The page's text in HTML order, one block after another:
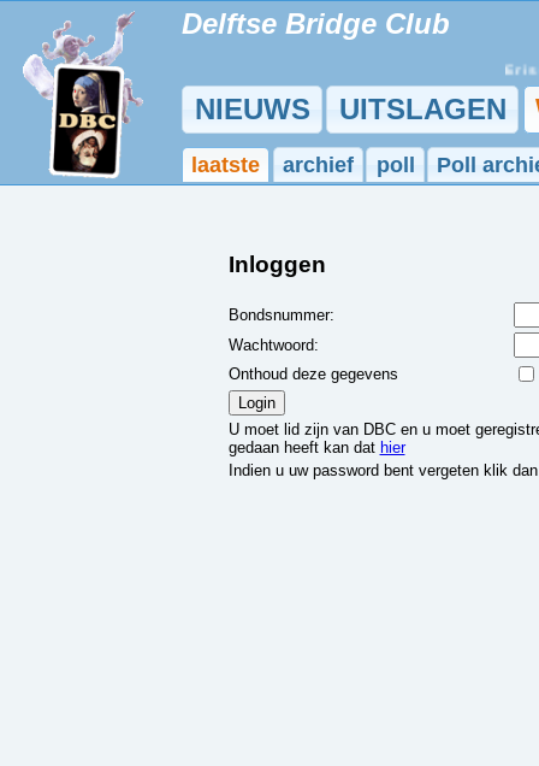
Delftse Bridge Club
Er is
NIEUWS UITSLAGEN
laatste archief poll Poll
Inloggen
Bondsnummer:
Wachtwoord:
Onthoud deze gegevens
U moet lid zijn van DBC en u moet
gedaan heeft kan dat hier
Indien u uw password bent vergeten klik